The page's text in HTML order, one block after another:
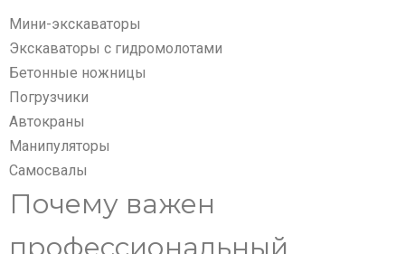
Мини-экскаваторы
Экскаваторы с гидромолотами
Бетонные ножницы
Погрузчики
Автокраны
Манипуляторы
Самосвалы
Почему важен